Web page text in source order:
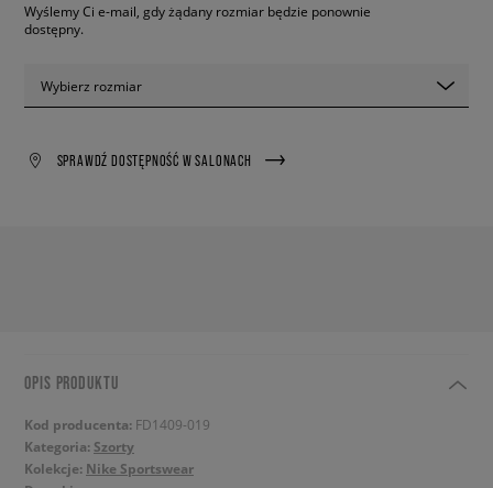
Wyślemy Ci e-mail, gdy żądany rozmiar będzie ponownie
dostępny.
Wybierz rozmiar
SPRAWDŹ DOSTĘPNOŚĆ W SALONACH
OPIS PRODUKTU
Kod producenta: FD1409-019
Kategoria: Szorty
Kolekcje: Nike Sportswear